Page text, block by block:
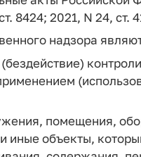
8424; 2021, N 24, ст.
надзора
помещения,
иные объекты,